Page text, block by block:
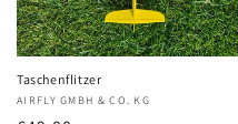
Taschenflitzer
Anbieter:
AIRFLY GMBH & CO. KG